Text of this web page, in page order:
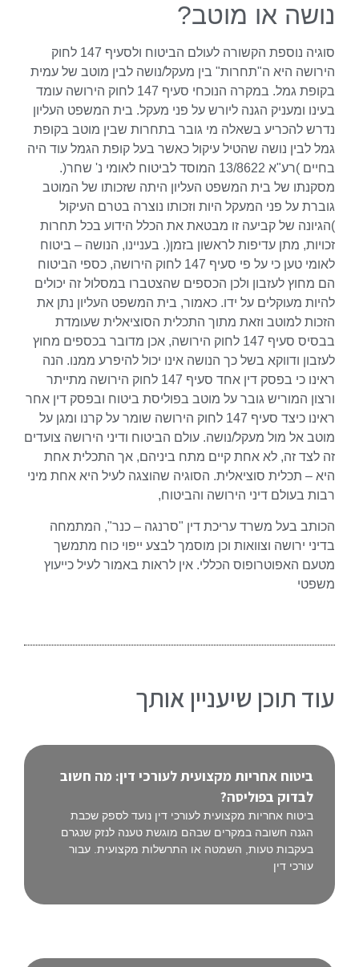
נושה או מוטב?
סוגיה נוספת הקשורה לעולם הביטוח ולסעיף 147 לחוק
הירושה היא ה"תחרות" בין מעקל/נושה לבין מוטב של עמית
בקופת גמל. במקרה הנוכחי סעיף 147 לחוק הירושה עומד
בעינו ומעניק הגנה ליורש על פני מעקל. בית המשפט העליון
נדרש להכריע בשאלה מי גובר בתחרות שבין מוטב בקופת
גמל לבין נושה שהטיל עיקול כאשר בעל קופת הגמל עוד היה
בחיים )רע"א 13/8622 המוסד לביטוח לאומי נ' שחר(.
מסקנתו של בית המשפט העליון היתה שזכותו של המוטב
גוברת על פני המעקל היות וזכותו נוצרה בטרם העיקול
)הגיונה של קביעה זו מבטאת את הכלל הידוע בכל תחרות
זכויות, מתן עדיפות לראשון בזמן(. בעניינו, הנושה – ביטוח
לאומי טען כי על פי סעיף 147 לחוק הירושה, כספי הביטוח
הם מחוץ לעזבון ולכן הכספים שהצטברו במסלול זה יכולים
להיות מעוקלים על ידו. כאמור, בית המשפט העליון נתן את
הזכות למוטב וזאת מתוך התכלית הסוציאלית שעומדת
בבסיס סעיף 147 לחוק הירושה, אכן מדובר בכספים מחוץ
לעזבון ודווקא בשל כך הנושה אינו יכול להיפרע ממנו. הנה
ראינו כי בפסק דין אחד סעיף 147 לחוק הירושה מתייתר
ורצון המוריש גובר על מוטב בפוליסת ביטוח ובפסק דין אחר
ראינו כיצד סעיף 147 לחוק הירושה שומר על קרנו ומגן על
מוטב אל מול מעקל/נושה. עולם הביטוח ודיני הירושה צועדים
זה לצד זה, לא אחת קיים מתח ביניהם, אך התכלית אחת
היא – תכלית סוציאלית. הסוגיה שהוצגה לעיל היא אחת מיני
רבות בעולם דיני הירושה והביטוח,
הכותב בעל משרד עריכת דין "סרנגה – כנר", המתמחה
בדיני ירושה וצוואות וכן מוסמך לבצע ייפוי כוח מתמשך
מטעם האפוטרופוס הכללי. אין לראות באמור לעיל כייעוץ
משפטי​
עוד תוכן שיעניין אותך
ביטוח אחריות מקצועית לעורכי דין: מה חשוב
לבדוק בפוליסה?
ביטוח אחריות מקצועית לעורכי דין נועד לספק שכבת
הגנה חשובה במקרים שבהם מוגשת טענה לנזק שנגרם
בעקבות טעות, השמטה או התרשלות מקצועית. עבור
עורכי דין